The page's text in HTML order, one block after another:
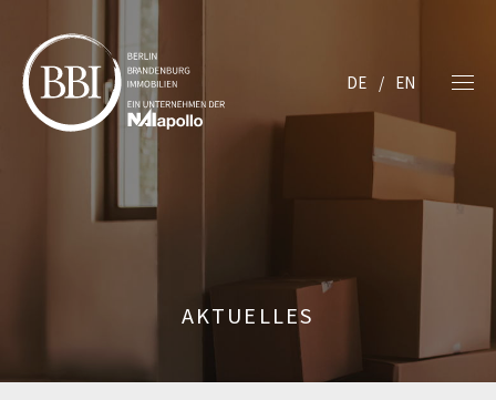
DE EN
AKTUELLES